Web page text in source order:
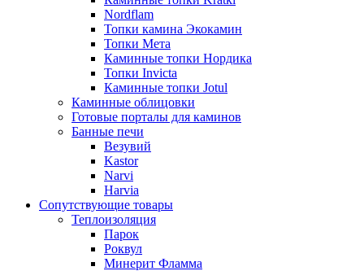
Nordflam
Топки камина Экокамин
Топки Мета
Каминные топки Нордика
Топки Invicta
Каминные топки Jotul
Каминные облицовки
Готовые порталы для каминов
Банные печи
Везувий
Kastor
Narvi
Harvia
Сопутствующие товары
Теплоизоляция
Парок
Роквул
Минерит Фламма